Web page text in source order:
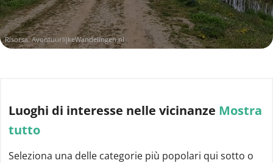
Risorsa:AvontuurlijkeWandelingen.nl
Luoghi di interesse nelle vicinanze Mostra
tutto
Seleziona una delle categorie più popolari qui sotto o